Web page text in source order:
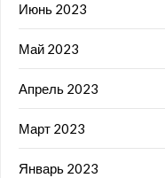
Июнь 2023
Май 2023
Апрель 2023
Март 2023
Январь 2023